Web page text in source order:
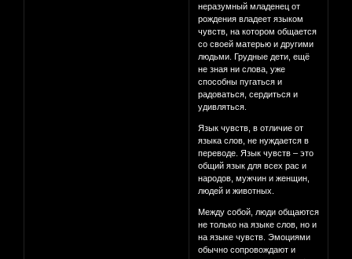
неразумный младенец от
рождения владеет языком
чувств, на котором общается
со своей матерью и другими
людьми. Грудные дети, ещё
не зная ни слова, уже
способны пугаться и
радоваться, сердиться и
удивляться.
Язык чувств, в отличие от
языка слов, не нуждается в
переводе. Язык чувств – это
общий язык для всех рас и
народов, мужчин и женщин,
людей и животных.
Между собой, люди общаются
не только на языке слов, но и
на языке чувств. Эмоциями
обычно сопровождают и